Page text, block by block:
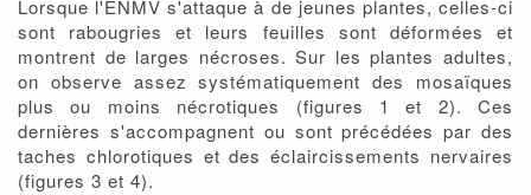
Lorsque l'ENMV s'attaque à de jeunes plantes, celles-ci
sont rabougries et leurs feuilles sont déformées et
montrent de larges nécroses. Sur les plantes adultes,
on observe assez systématiquement des mosaïques
plus ou moins nécrotiques (figures 1 et 2). Ces
dernières s'accompagnent ou sont précédées par des
taches chlorotiques et des éclaircissements nervaires
(figures 3 et 4).